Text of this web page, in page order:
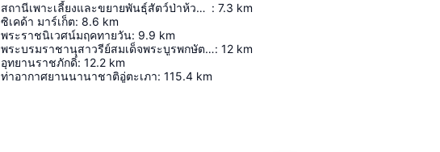
สถานีเพาะเลี้ยงและขยายพันธุ์สัตว์ป่าห้วยทราย : 7.3 km
ซิเคด้า มาร์เก็ต: 8.6 km
พระราชนิเวศน์มฤคทายวัน: 9.9 km
พระบรมราชานุสาวรีย์สมเด็จพระบูรพกษัตริย์ แห่งสยาม จำนวน ๗ พระองค์: 12 km
อุทยานราชภักดิ์: 12.2 km
ท่าอากาศยานนานาชาติอู่ตะเภา: 115.4 km